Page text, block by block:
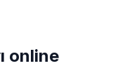
online